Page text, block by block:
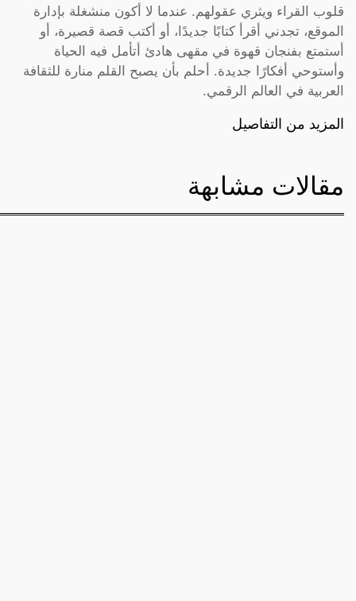
قلوب القراء ويثري عقولهم. عندما لا أكون منشغلة بإدارة
الموقع، تجدني أقرأ كتابًا جديدًا، أو أكتب قصة قصيرة، أو
أستمتع بفنجان قهوة في مقهى هادئ أتأمل فيه الحياة
وأستوحي أفكارًا جديدة. أحلم بأن يصبح القلم منارة للثقافة
العربية في العالم الرقمي.
المزيد من التفاصيل
مقالات مشابهة